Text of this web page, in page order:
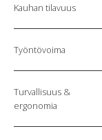
Kauhan tilavuus
Työntövoima
Turvallisuus &
ergonomia